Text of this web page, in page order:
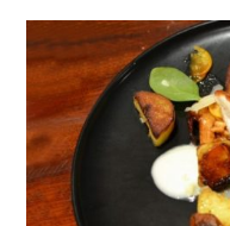
Recettes
Vins et cocktails
Restaurants – Sorties
Food Trotter